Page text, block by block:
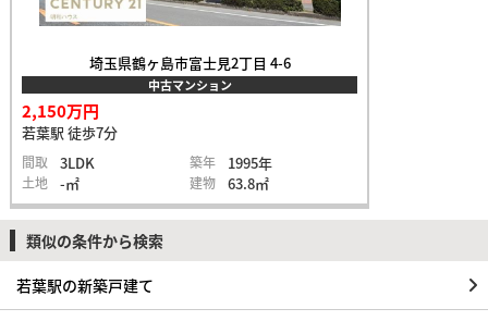
埼玉県鶴ヶ島市富士見2丁目 4-6
中古マンション
2,150万円
若葉駅 徒歩7分
間取 3LDK 築年 1995年
土地 -㎡ 建物 63.8㎡
類似の条件から検索
若葉駅の新築戸建て